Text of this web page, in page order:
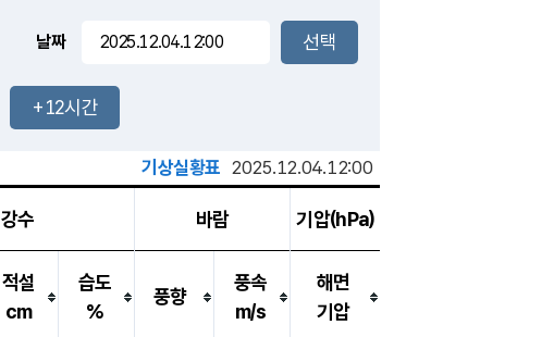
-mm
장호원
날짜
+12시간
기상실황표 2025.12.04.12:00
강수 바람 기압(hPa)
적설
cm
습도
%
풍향
풍속
m/s
해면
기압